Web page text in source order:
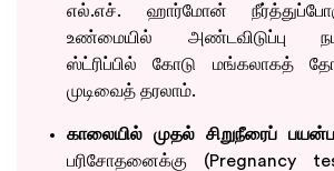
எல்.எச். ஹார்மோன்
உண்மையில் அண்டவிடுப்பு
ஸ்ட்ரிப்பில் கோடு மங்கலாகத்
முடிவைத் தரலாம்.
காலையில் முதல் சிறுநீரைப்
பரிசோதனைக்கு (Pregnancy